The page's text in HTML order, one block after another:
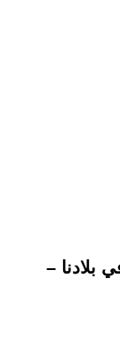
بلادنا –